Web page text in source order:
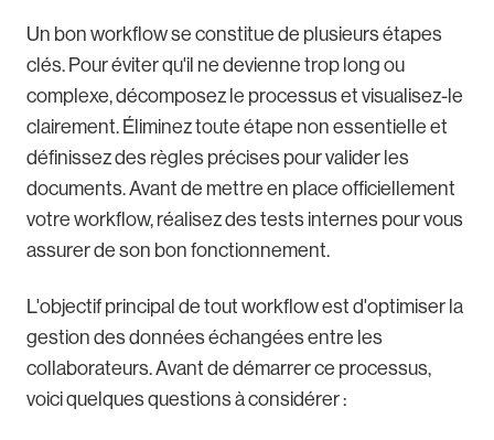
Un bon workflow se constitue de plusieurs étapes
clés. Pour éviter qu'il ne devienne trop long ou
complexe, décomposez le processus et visualisez-le
clairement. Éliminez toute étape non essentielle et
définissez des règles précises pour valider les
documents. Avant de mettre en place officiellement
votre workflow, réalisez des tests internes pour vous
assurer de son bon fonctionnement.
L'objectif principal de tout workflow est d'optimiser la
gestion des données échangées entre les
collaborateurs. Avant de démarrer ce processus,
voici quelques questions à considérer :